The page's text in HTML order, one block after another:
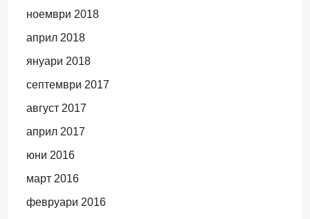
ноември 2018
април 2018
януари 2018
септември 2017
август 2017
април 2017
юни 2016
март 2016
февруари 2016